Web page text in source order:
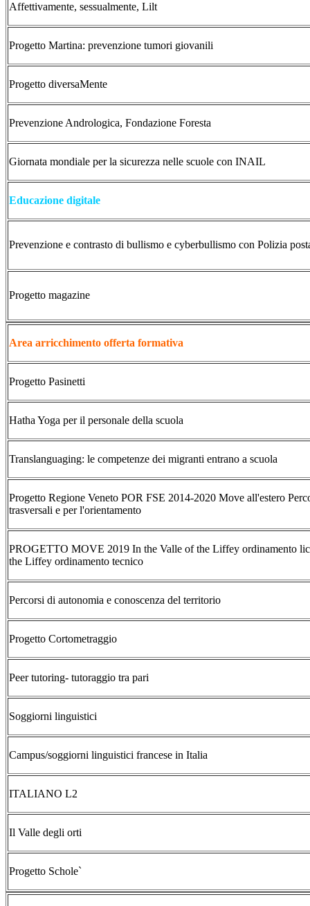
Affettivamente, sessualmente, Lilt
Progetto Martina: prevenzione tumori giovanili
Progetto diversaMente
Prevenzione Andrologica, Fondazione Foresta
Giornata mondiale per la sicurezza nelle scuole con INAIL
Educazione digitale
Prevenzione e contrasto di bullismo e cyberbullismo con Polizia
Progetto magazine
Area arricchimento offerta formativa
Progetto Pasinetti
Hatha Yoga per il personale della scuola
Translanguaging: le competenze dei migranti entrano a scuola
Progetto Regione Veneto POR FSE 2014-2020 Move all'estero
trasversali e per l'orientamento
PROGETTO MOVE 2019 In the Valle of the Liffey ordinamento
the Liffey ordinamento tecnico
Percorsi di autonomia e conoscenza del territorio
Progetto Cortometraggio
Peer tutoring- tutoraggio tra pari
Soggiorni linguistici
Campus/soggiorni linguistici francese in Italia
ITALIANO L2
Il Valle degli orti
Progetto Schole`